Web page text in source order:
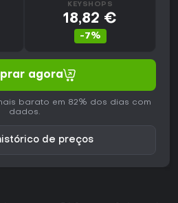
KEYSHOPS
18,82 €
-7%
agora
barato em 82% dos dias com
dados.
de preços